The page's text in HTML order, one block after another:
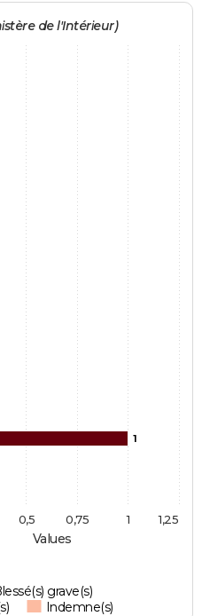
Values
de l'Intérieur)
1
grave(s)
Indemne(s)
1
0,5 0,75 1,25